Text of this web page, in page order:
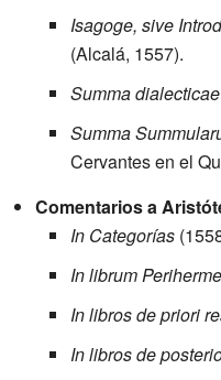
Isagoge, sive
(Alcalá, 1557).
Summa
Summa
Cervantes en el
Comentarios a
In Categorías
In librum
In libros de priori
In libros de